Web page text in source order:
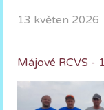
13 květen 2026
Májové RCVS -